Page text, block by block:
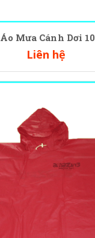
Áo Mưa Cánh Dơi 10
Liên hệ